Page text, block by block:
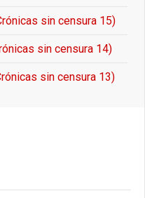
sin censura 15)
sin censura 14)
sin censura 13)